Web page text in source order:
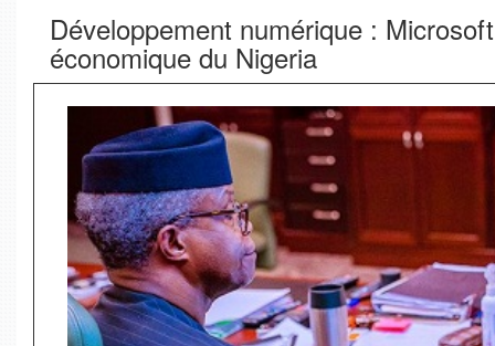
Développement numérique :
économique du Nigeria